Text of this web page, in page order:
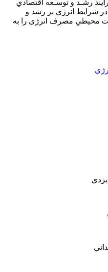
رﺷـﺪ و ﺗﻮﺳـﻌﻪ اقتصادي
در شرايط انرژي بر رشد و
محيطي مصرف انرژي را به